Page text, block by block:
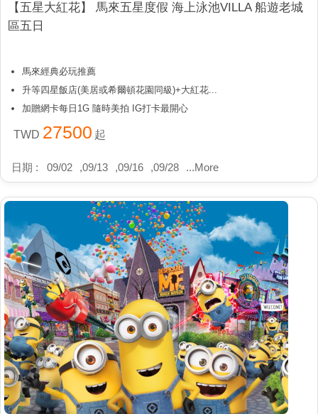
【五星大紅花】 馬來五星度假 海上泳池VILLA 船遊老城
區五日
馬來經典必玩推薦
升等四星飯店(美居或希爾頓花園同級)+大紅花...
加贈網卡每日1G 隨時美拍 IG打卡最開心
TWD 27500 起
日期 : 09/02 ,09/13 ,09/16 ,09/28 ...More